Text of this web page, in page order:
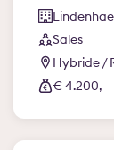
van
vertaalt
toekomst.
Sales
Hybride /
€ 4.200,-